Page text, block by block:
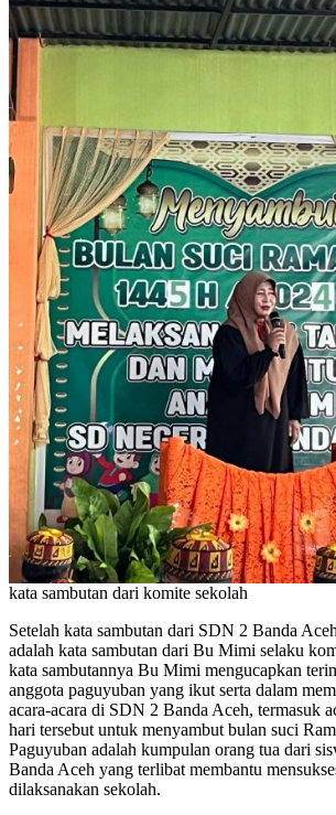
kata sambutan dari komite sekolah
Setelah kata sambutan dari SDN 2 Banda
adalah kata sambutan dari Bu Mimi selaku
kata sambutannya Bu Mimi mengucapkan
anggota paguyuban yang ikut serta dalam
acara-acara di SDN 2 Banda Aceh, termasuk
hari tersebut untuk menyambut bulan suci
Paguyuban adalah kumpulan orang tua dari
Banda Aceh yang terlibat membantu
dilaksanakan sekolah.